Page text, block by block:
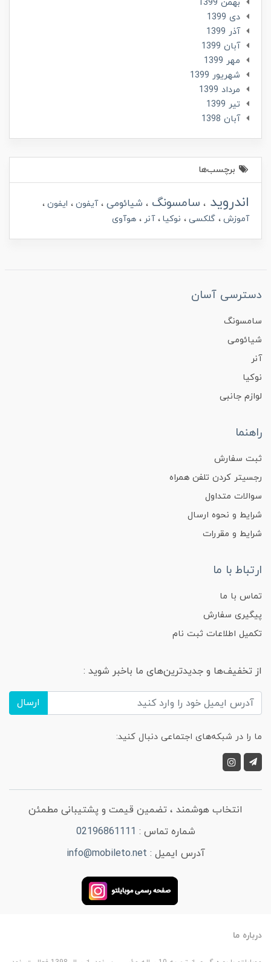
بهمن 1399
دی 1399
آذر 1399
آبان 1399
مهر 1399
شهریور 1399
مرداد 1399
تير 1399
آبان 1398
برچسب‌ها
اندروید سامسونگ شیائومی آیفون
ایفون
آموزش
گلکسی نوکیا آنر هوآوی
دسترسی آسان
سامسونگ
شیائومی
آنر
نوکیا
لوازم جانبی
راهنما
ثبت سفارش
رجسیتر کردن تلفن همراه
سوالات متداول
شرایط و نحوه ارسال
شرایط و مقررات
ارتباط با ما
تماس با ما
پیگیری سفارش
تکمیل اطلاعات ثبت نام
از تخفیف‌ها و جدیدترین‌های ما باخبر شوید :
ارسال
ما را در شبکه‌های اجتماعی دنبال کنید:
انتخاب هوشمند ، تضمین قیمت و پشتیبانی مطمئن
شماره تماس : 02196861111
آدرس ایمیل : info@mobileto.net
درباره ما